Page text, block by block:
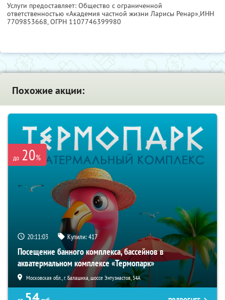
Услуги предоставляет: Общество с ограниченной
ответственностью «Академия частной жизни Ларисы Ренар»,ИНН
7709853668, ОГРН 1107746399980
Похожие акции:
до 20%
20:11:01 Купили:417
Посещение банного комплекса, бассейнов в
акватермальном комплексе «Термопарк»
Московская обл., г. Балашиха, шоссе Энтузиастов, 54А